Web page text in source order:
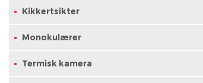
Kikkertsikter
Monokulærer
Termisk kamera